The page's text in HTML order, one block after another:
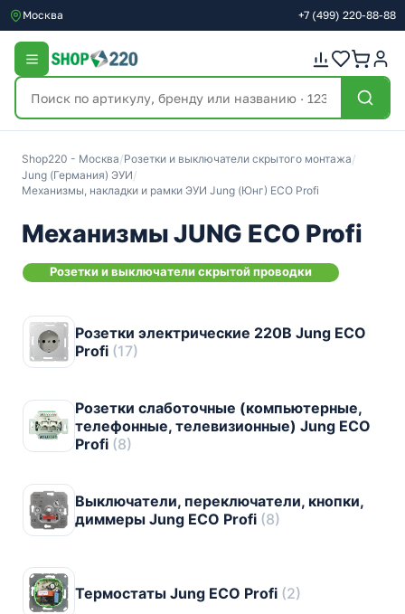
Москва +7 (499) 220-88-88
Shop220 - Москва/Розетки и выключатели скрытого монтажа/
Jung (Германия) ЭУИ/
Механизмы, накладки и рамки ЭУИ Jung (Юнг) ECO Profi
Механизмы JUNG ECO Profi
Розетки и выключатели скрытой проводки
Розетки электрические 220В Jung ECO
Profi (17)
Розетки слаботочные (компьютерные,
телефонные, телевизионные) Jung ECO
Profi (8)
Выключатели, переключатели, кнопки,
диммеры Jung ECO Profi (8)
Термостаты Jung ECO Profi (2)